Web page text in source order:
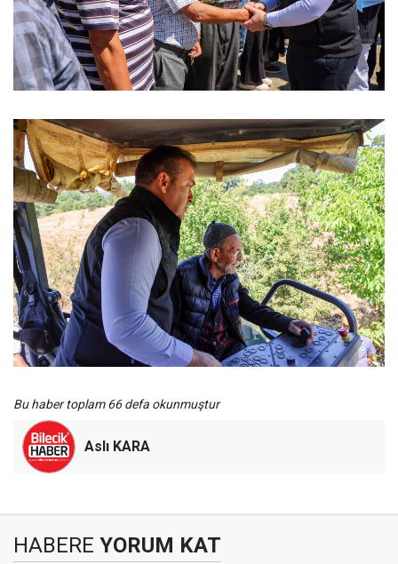
Bu haber toplam 66 defa okunmuştur
Aslı KARA
HABERE YORUM KAT